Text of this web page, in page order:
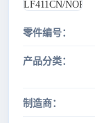
零件编号：
产品分类：
制造商：